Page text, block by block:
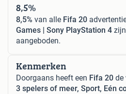
8,5%
8,5% van alle Fifa 20
Games | Sony PlayStation 4
aangeboden.
Kenmerken
Doorgaans heeft een Fifa 20 de
3 spelers of meer, Sport, Eén